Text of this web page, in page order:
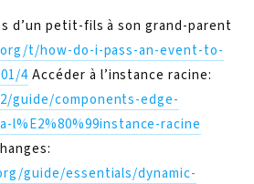
d’un petit-fils à son grand-parent
t/how-do-i-pass-an-event-to-
4Accéder à l’instance racine:
guide/components-edge-
l%E2%80%99instance-racine
guide/essentials/dynamic-